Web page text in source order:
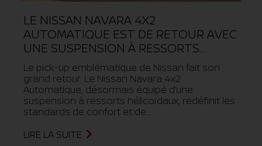
LE NISSAN NAVARA 4X2
AUTOMATIQUE EST DE RETOUR AVEC
UNE SUSPENSION À RESSORTS
HÉLICOÏDAUX (COIL SPRING)
Le pick-up emblématique de Nissan fait son
grand retour. Le Nissan Navara 4x2
Automatique, désormais équipé d’une
suspension à ressorts hélicoïdaux, redéfinit les
standards de confort et de...
LIRE LA SUITE